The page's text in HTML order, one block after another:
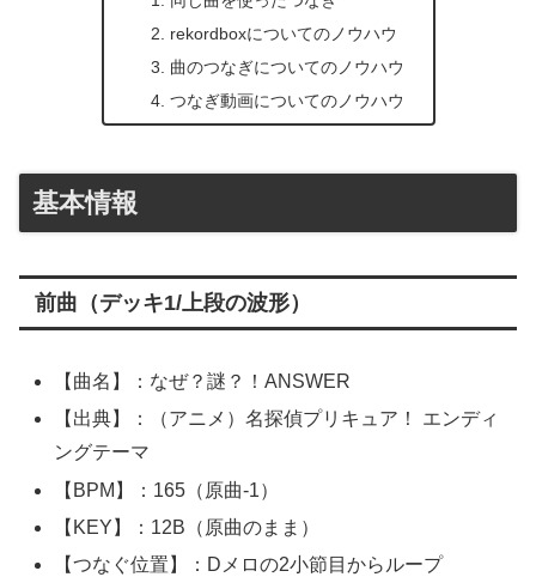
rekordboxについてのノウハウ
曲のつなぎについてのノウハウ
つなぎ動画についてのノウハウ
基本情報
前曲（デッキ1/上段の波形）
【曲名】：なぜ？謎？！ANSWER
【出典】：（アニメ）名探偵プリキュア！ エンディ
ングテーマ
【BPM】：165（原曲-1）
【KEY】：12B（原曲のまま）
【つなぐ位置】：Dメロの2小節目からループ